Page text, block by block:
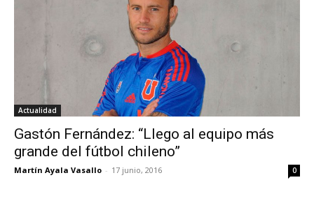
Actualidad
Gastón Fernández: “Llego al equipo más
grande del fútbol chileno”
Martín Ayala Vasallo - 17 junio, 2016 0